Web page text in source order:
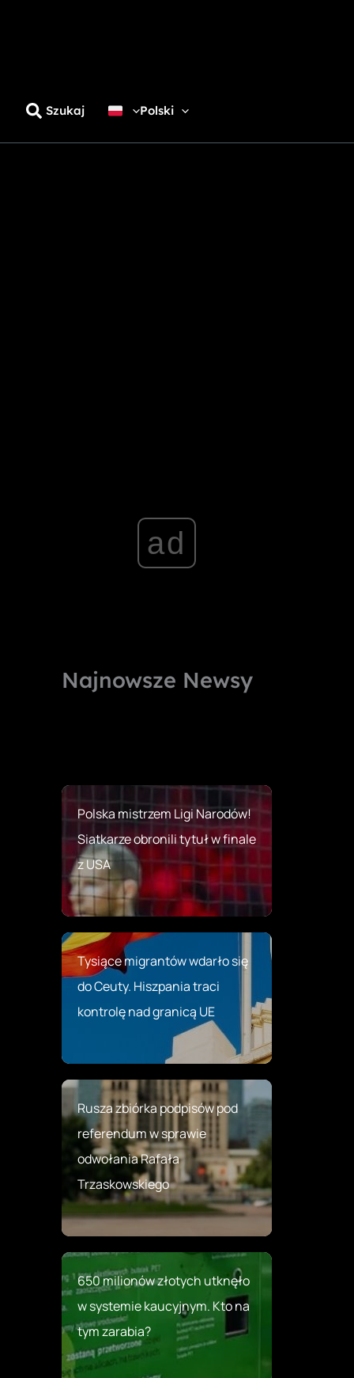
Szukaj Polski
ad
Najnowsze Newsy
Polska mistrzem Ligi Narodów!
Siatkarze obronili tytuł w finale
z USA
Tysiące migrantów wdarło się
do Ceuty. Hiszpania traci
kontrolę nad granicą UE
Rusza zbiórka podpisów pod
referendum w sprawie
odwołania Rafała
Trzaskowskiego
650 milionów złotych utknęło
w systemie kaucyjnym. Kto na
tym zarabia?